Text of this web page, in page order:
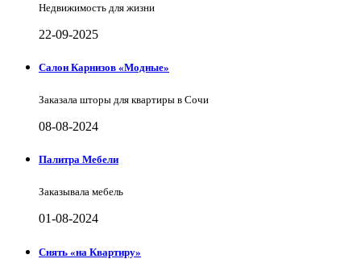
Недвижимость для жизни
22-09-2025
Салон Карнизов «Модные»
Заказала шторы для квартиры в Сочи
08-08-2024
Палитра Мебели
Заказывала мебель
01-08-2024
Снять «на Квартиру»